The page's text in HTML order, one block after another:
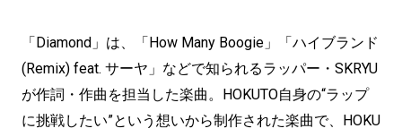
「Diamond」は、「How Many Boogie」「ハイブランド
(Remix) feat. サーヤ」などで知られるラッパー・SKRYU
が作詞・作曲を担当した楽曲。HOKUTO自身の“ラップ
に挑戦したい”という想いから制作された楽曲で、HOKU